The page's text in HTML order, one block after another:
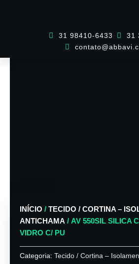
31 98410-6433
31
INÍCIO / TECIDO / CORTINA –
ANTICHAMA / AV 550SIL SILICA
VIDRO C/ PU
Categoria: Tecido / Cortina –